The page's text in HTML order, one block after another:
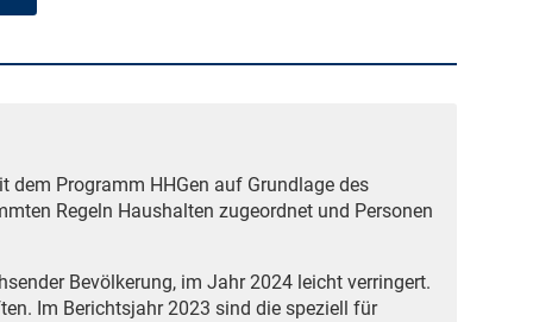
dem Programm HHGen auf Grundlage des
Regeln Haushalten zugeordnet und Personen
Bevölkerung, im Jahr 2024 leicht verringert.
Im Berichtsjahr 2023 sind die speziell für